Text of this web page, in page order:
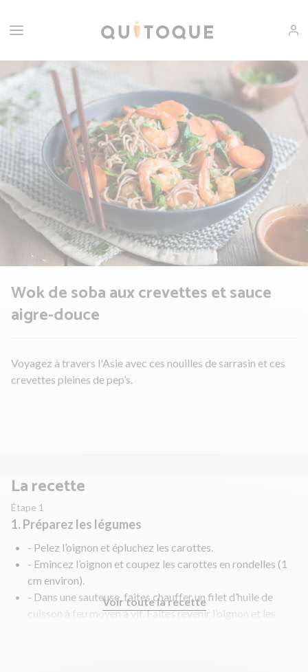
Wok de soba aux crevettes et sauce
aigre-douce
Voyagez à travers l'Asie avec ces nouilles de sarrasin et ces
crevettes pleines de pep’s.
La recette
Étape 1
1. Préparez les légumes
- Pelez l’oignon et épluchez les carottes.
- Emincez l’oignon et coupez les carottes en rondelles (1
cm environ).
- Dans une sauteuse, faites chauffer un filet d’huile de
cuisson à feu moyen à vif. Faites revenir l’oignon et les
Voir toute la recette